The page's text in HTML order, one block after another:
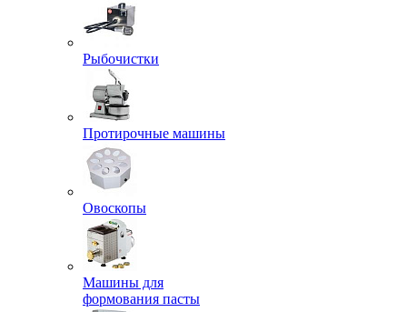
Рыбочистки
Протирочные машины
Овоскопы
Машины для
формования пасты